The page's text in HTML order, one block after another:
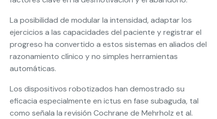
La posibilidad de modular la intensidad, adaptar los
ejercicios a las capacidades del paciente y registrar el
progreso ha convertido a estos sistemas en aliados del
razonamiento clínico y no simples herramientas
automáticas.
Los dispositivos robotizados han demostrado su
eficacia especialmente en ictus en fase subaguda, tal
como señala la revisión Cochrane de Mehrholz et al.